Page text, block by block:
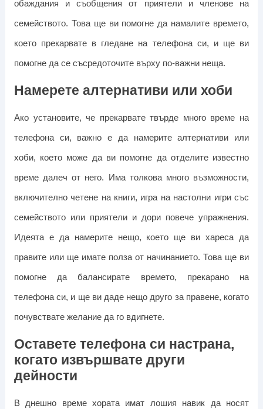
обаждания и съобщения от приятели и членове на
семейството. Това ще ви помогне да намалите времето,
което прекарвате в гледане на телефона си, и ще ви
помогне да се съсредоточите върху по-важни неща.
Намерете алтернативи или хоби
Ако установите, че прекарвате твърде много време на
телефона си, важно е да намерите алтернативи или
хоби, което може да ви помогне да отделите известно
време далеч от него. Има толкова много възможности,
включително четене на книги, игра на настолни игри със
семейството или приятели и дори повече упражнения.
Идеята е да намерите нещо, което ще ви хареса да
правите или ще имате полза от начинанието. Това ще ви
помогне да балансирате времето, прекарано на
телефона си, и ще ви даде нещо друго за правене, когато
почувствате желание да го вдигнете.
Оставете телефона си настрана,
когато извършвате други
дейности
В днешно време хората имат лошия навик да носят